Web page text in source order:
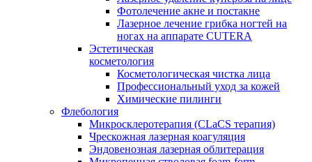
Фотолечение акне и постакне
Лазерное лечение грибка ногтей на
ногах на аппарате CUTERA
Эстетическая
косметология
Косметологическая чистка лица
Профессиональный уход за кожей
Химические пилинги
Флебология
Микросклеротерапия (CLaCS терапия)
Чрескожная лазерная коагуляция
Эндовенозная лазерная облитерация